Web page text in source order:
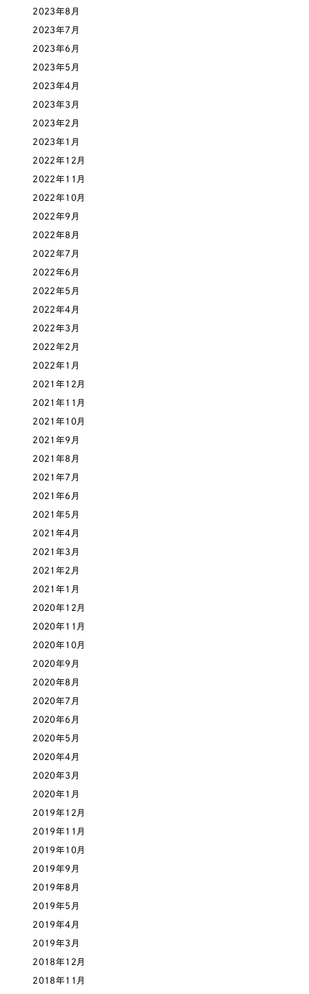
パープル・紫色
ピンク・桃色
カラフル・多色
その他
さらに条件を追加する
2023年8月
2023年7月
2023年6月
2023年5月
2023年4月
2023年3月
2023年2月
2023年1月
2022年12月
2022年11月
2022年10月
2022年9月
2022年8月
2022年7月
2022年6月
2022年5月
2022年4月
2022年3月
2022年2月
2022年1月
2021年12月
2021年11月
2021年10月
2021年9月
2021年8月
2021年7月
2021年6月
2021年5月
2021年4月
2021年3月
2021年2月
2021年1月
2020年12月
2020年11月
2020年10月
2020年9月
2020年8月
2020年7月
2020年6月
2020年5月
2020年4月
2020年3月
2020年1月
2019年12月
2019年11月
2019年10月
2019年9月
2019年8月
2019年5月
2019年4月
2019年3月
2018年12月
2018年11月